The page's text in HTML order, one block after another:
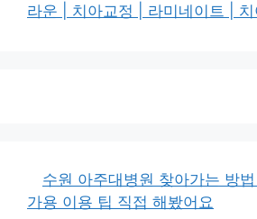
라운 | 치아교정 | 라미네이트 | 치
수원 아주대병원 찾아가는 방
가용 이용 팁 직접 해봤어요